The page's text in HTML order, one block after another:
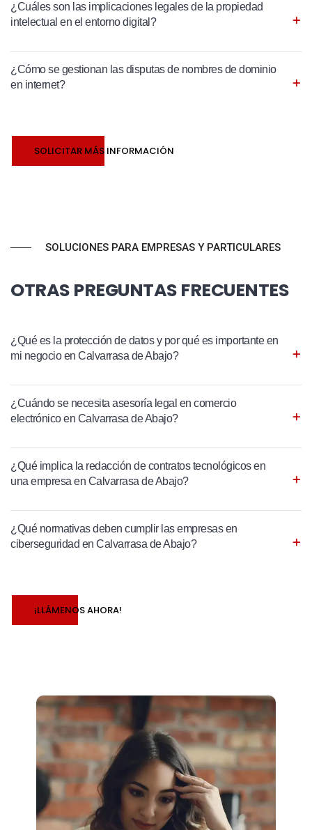
¿Cuáles son las implicaciones legales de la propiedad
intelectual en el entorno digital?
¿Cómo se gestionan las disputas de nombres de dominio
en internet?
SOLICITAR MÁS INFORMACIÓN
SOLUCIONES PARA EMPRESAS Y PARTICULARES
OTRAS PREGUNTAS FRECUENTES
¿Qué es la protección de datos y por qué es importante en
mi negocio en Calvarrasa de Abajo?
¿Cuándo se necesita asesoría legal en comercio
electrónico en Calvarrasa de Abajo?
¿Qué implica la redacción de contratos tecnológicos en
una empresa en Calvarrasa de Abajo?
¿Qué normativas deben cumplir las empresas en
ciberseguridad en Calvarrasa de Abajo?
¡LLÁMENOS AHORA!